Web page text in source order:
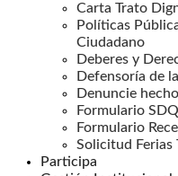
Carta Trato
Políticas
Ciudadano
Deberes y
Defensoría de
Denuncie
Formulario
Formulario
Solicitud Ferias
Participa